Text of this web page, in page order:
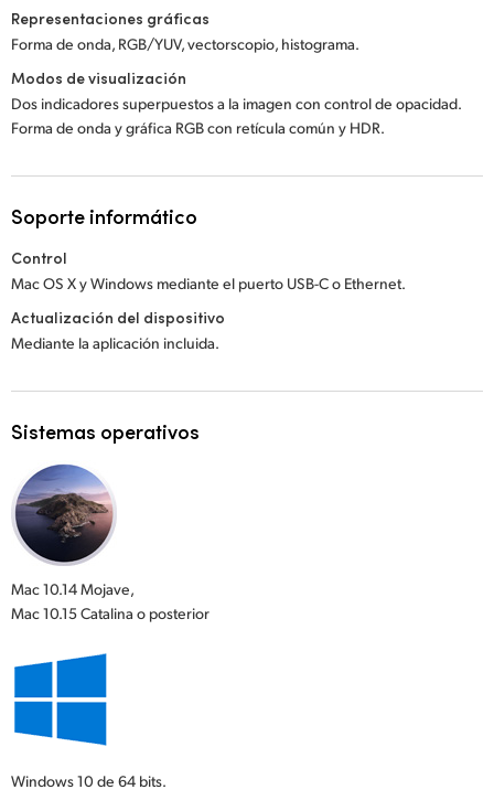
Representaciones gráficas
Forma de onda, RGB/YUV, vectorscopio, histograma.
Modos de visualización
Dos indicadores superpuestos a la imagen con control de opacidad.
Forma de onda y gráfica RGB con retícula común y HDR.
Soporte informático
Control
Mac OS X y Windows mediante el puerto USB-C o Ethernet.
Actualización del dispositivo
Mediante la aplicación incluida.
Sistemas operativos
Mac 10.14 Mojave,
Mac 10.15 Catalina o posterior
Windows 10 de 64 bits.